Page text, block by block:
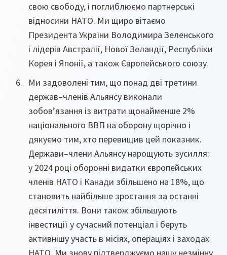
свою свободу, і поглиблюємо партнерські
відносини НАТО. Ми щиро вітаємо
Президента України Володимира Зеленського
і лідерів Австралії, Нової Зеландії, Республіки
Корея і Японії, а також Європейського союзу.
Ми задоволені тим, що понад дві третини
держав–членів Альянсу виконали
зобов’язання із витрати щонайменше 2%
національного ВВП на оборону щорічно і
дякуємо тим, хто перевищив цей показник.
Держави–члени Альянсу нарощують зусилля:
у 2024 році оборонні видатки європейських
членів НАТО і Канади збільшено на 18%, що
становить найбільше зростання за останні
десятиліття. Вони також збільшують
інвестиції у сучасний потенціал і беруть
активнішу участь в місіях, операціях і заходах